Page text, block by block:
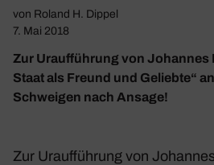
von Roland H. Dippel
7. Mai 2018
Zur Uraufführung von Johannes
Staat als Freund und Geliebte“
Schweigen nach Ansage!
Zur Urauf­füh­rung von